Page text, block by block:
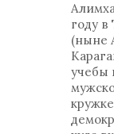
году
(ныне
учебы